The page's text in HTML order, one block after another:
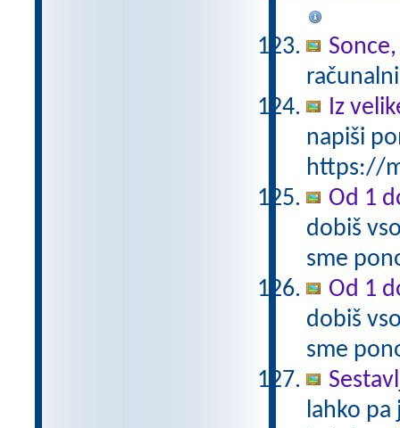
Iz
napiši
https://
Od 1
dobiš
sme
Od 1
dobiš
sme
lahko